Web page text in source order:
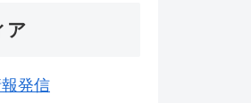
ア
発信